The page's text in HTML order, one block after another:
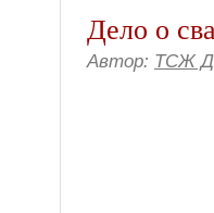
Дело о
Автор: ТСЖ